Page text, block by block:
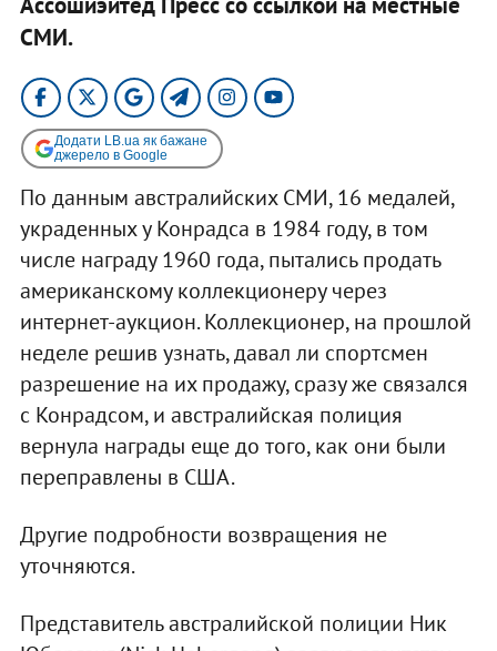
СМИ.
Додати LB.ua як бажане
джерело в Google
По данным австралийских СМИ, 16 медалей,
украденных у Конрадса в 1984 году, в том
числе награду 1960 года, пытались продать
американскому коллекционеру через
интернет-аукцион. Коллекционер, на прошлой
неделе решив узнать, давал ли спортсмен
разрешение на их продажу, сразу же связался
с Конрадсом, и австралийская полиция
вернула награды еще до того, как они были
переправлены в США.
Другие подробности возвращения не
уточняются.
Представитель австралийской полиции Ник